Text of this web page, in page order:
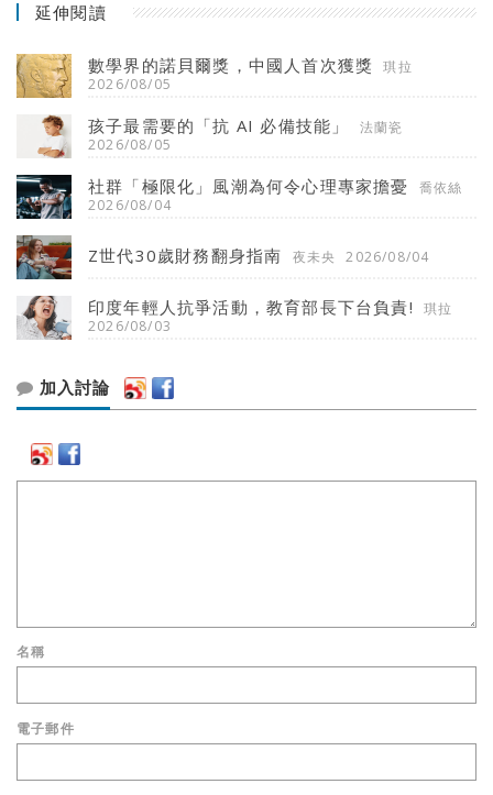
延伸閱讀
數學界的諾貝爾獎，中國人首次獲獎
琪拉
2026/08/05
孩子最需要的「抗 AI 必備技能」
法蘭瓷
2026/08/05
社群「極限化」風潮為何令心理專家擔憂
喬依絲
2026/08/04
Z世代30歲財務翻身指南 夜未央 2026/08/04
印度年輕人抗爭活動，教育部長下台負責!
琪拉
2026/08/03
加入討論
名稱
電子郵件